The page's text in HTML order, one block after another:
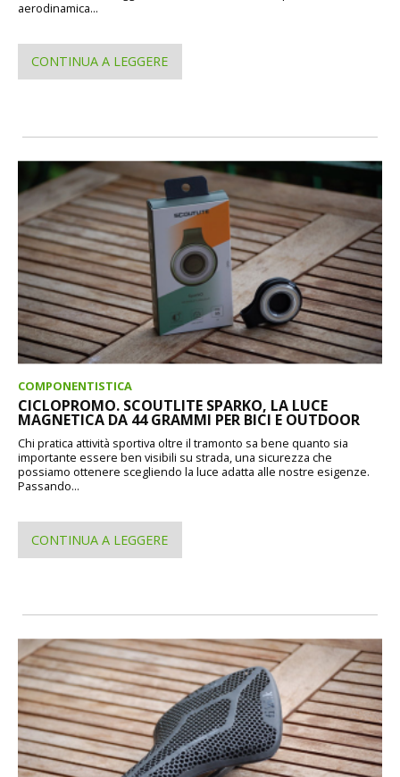
aerodinamica...
CONTINUA A LEGGERE
COMPONENTISTICA
CICLOPROMO. SCOUTLITE SPARKO, LA LUCE
MAGNETICA DA 44 GRAMMI PER BICI E OUTDOOR
Chi pratica attività sportiva oltre il tramonto sa bene quanto sia
importante essere ben visibili su strada, una sicurezza che
possiamo ottenere scegliendo la luce adatta alle nostre esigenze.
Passando...
CONTINUA A LEGGERE